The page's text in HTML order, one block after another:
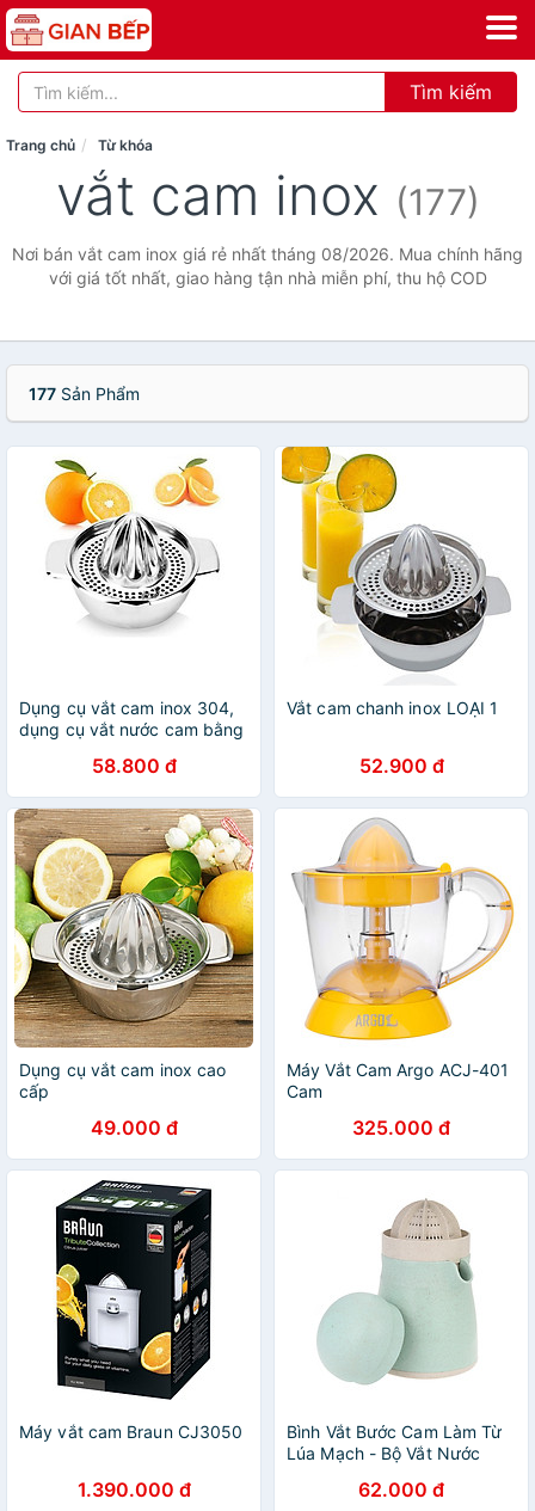
Tìm kiếm
Trang chủ Từ khóa
vắt cam inox (177)
Nơi bán vắt cam inox giá rẻ nhất tháng 08/2026. Mua chính hãng
với giá tốt nhất, giao hàng tận nhà miễn phí, thu hộ COD
177 Sản Phẩm
Dụng cụ vắt cam inox 304,
dụng cụ vắt nước cam bằng
58.800 đ
Vắt cam chanh inox LOẠI 1
52.900 đ
Dụng cụ vắt cam inox cao
cấp
49.000 đ
Máy Vắt Cam Argo ACJ-401
Cam
325.000 đ
Máy vắt cam Braun CJ3050
1.390.000 đ
Bình Vắt Bước Cam Làm Từ
Lúa Mạch - Bộ Vắt Nước
62.000 đ